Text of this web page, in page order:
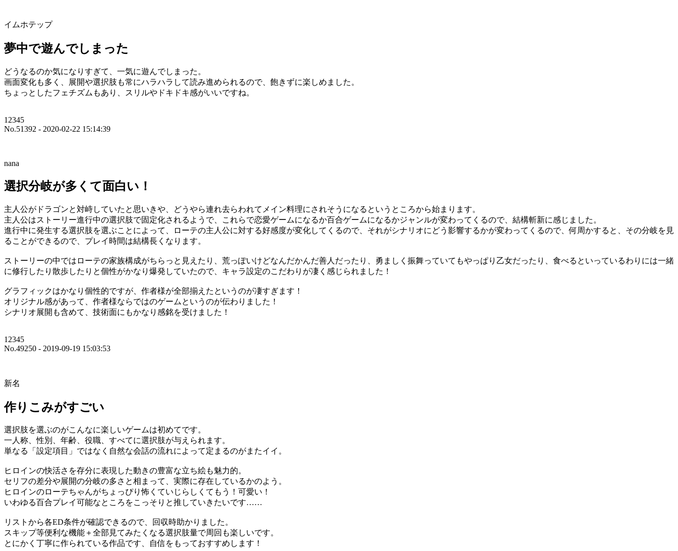
イムホテップ
夢中で遊んでしまった
どうなるのか気になりすぎて、一気に遊んでしまった。
画面変化も多く、展開や選択肢も常にハラハラして読み進められるので、飽きずに楽しめました。
ちょっとしたフェチズムもあり、スリルやドキドキ感がいいですね。
12345
No.51392 - 2020-02-22 15:14:39
nana
選択分岐が多くて面白い！
主人公がドラゴンと対峙していたと思いきや、どうやら連れ去らわれてメイン料理にされそうになるというところから始まります。
主人公はストーリー進行中の選択肢で固定化されるようで、これらで恋愛ゲームになるか百合ゲームになるかジャンルが変わってくるので、結構斬新に感じました。
進行中に発生する選択肢を選ぶことによって、ローテの主人公に対する好感度が変化してくるので、それがシナリオにどう影響するかが変わってくるので、何周かすると、その分岐を見
ることができるので、プレイ時間は結構長くなります。
ストーリーの中ではローテの家族構成がちらっと見えたり、荒っぽいけどなんだかんだ善人だったり、勇ましく振舞っていてもやっぱり乙女だったり、食べるといっているわりには一緒
に修行したり散歩したりと個性がかなり爆発していたので、キャラ設定のこだわりが凄く感じられました！
グラフィックはかなり個性的ですが、作者様が全部揃えたというのが凄すぎます！
オリジナル感があって、作者様ならではのゲームというのが伝わりました！
シナリオ展開も含めて、技術面にもかなり感銘を受けました！
12345
No.49250 - 2019-09-19 15:03:53
新名
作りこみがすごい
選択肢を選ぶのがこんなに楽しいゲームは初めてです。
一人称、性別、年齢、役職、すべてに選択肢が与えられます。
単なる「設定項目」ではなく自然な会話の流れによって定まるのがまたイイ。
ヒロインの快活さを存分に表現した動きの豊富な立ち絵も魅力的。
セリフの差分や展開の分岐の多さと相まって、実際に存在しているかのよう。
ヒロインのローテちゃんがちょっぴり怖くていじらしくてもう！可愛い！
いわゆる百合プレイ可能なところをこっそりと推していきたいです……
リストから各ED条件が確認できるので、回収時助かりました。
スキップ等便利な機能＋全部見てみたくなる選択肢量で周回も楽しいです。
とにかく丁寧に作られている作品です、自信をもっておすすめします！